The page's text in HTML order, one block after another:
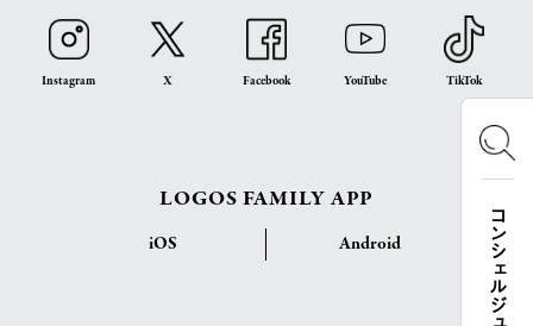
コンシェルジュ検索
Instagram X Facebook YouTube TikTok
LOGOS FAMILY APP
iOS Android